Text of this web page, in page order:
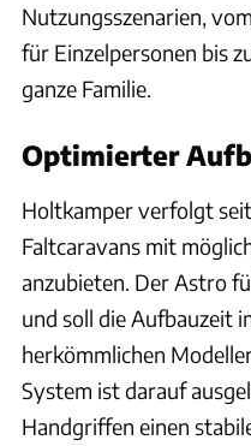
Nutzungsszenarien,
für Einzelpersonen bis
ganze Familie.
Optimierter
Holtkamper verfolgt
Faltcaravans mit
anzubieten. Der Astro
und soll die Aufbauzeit
herkömmlichen
System ist darauf
Handgriffen einen